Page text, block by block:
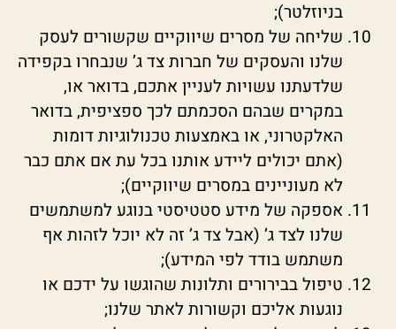
בניוזלטר);
שליחה של מסרים שיווקיים שקשורים לעסק
שלנו והעסקים של חברות צד ג’ שנבחרו בקפידה
שלדעתנו עשויות לעניין אתכם, בדואר או,
במקרים שבהם הסכמתם לכך ספציפית, בדואר
האלקטרוני, או באמצעות טכנולוגיות דומות
(אתם יכולים ליידע אותנו בכל עת אם אתם כבר
לא מעוניינים במסרים שיווקיים);
אספקה של מידע סטטיסטי בנוגע למשתמשים
שלנו לצד ג’ (אבל צד ג’ זה לא יוכל לזהות אף
משתמש בודד לפי המידע);
טיפול בבירורים ותלונות שהוגשו על ידכם או
נוגעות אליכם וקשורות לאתר שלנו;